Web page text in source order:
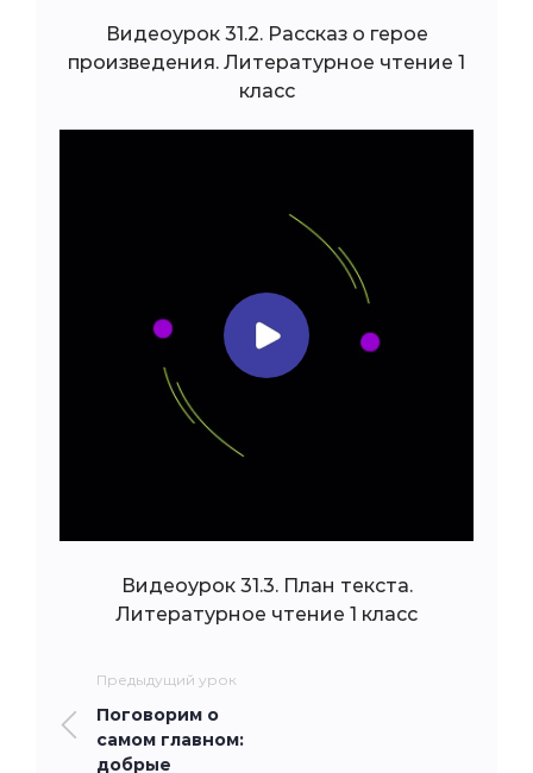
Видеоурок 31.2. Рассказ о герое
произведения. Литературное чтение 1
класс
Видеоурок 31.3. План текста.
Литературное чтение 1 класс
Предыдущий урок
Поговорим о
самом главном:
добрые